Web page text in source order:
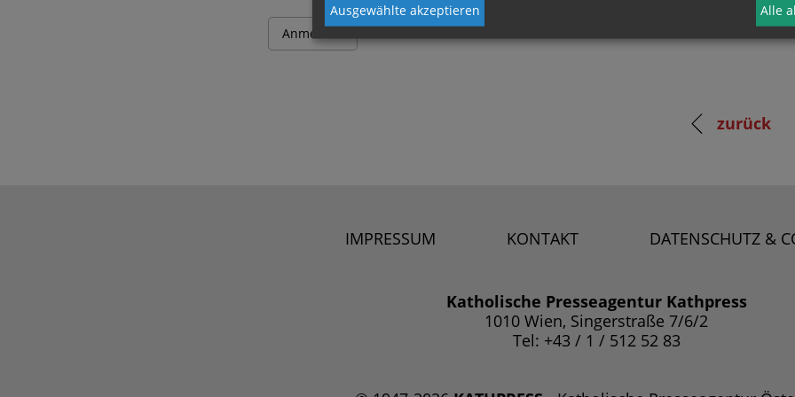
zurück
IMPRESSUM KONTAKT DATENSCHUTZ &
Katholische Presseagentur Kathpress
1010 Wien, Singerstraße 7/6/2
Tel: +43 / 1 / 512 52 83
Ausgewählte akzeptieren Alle